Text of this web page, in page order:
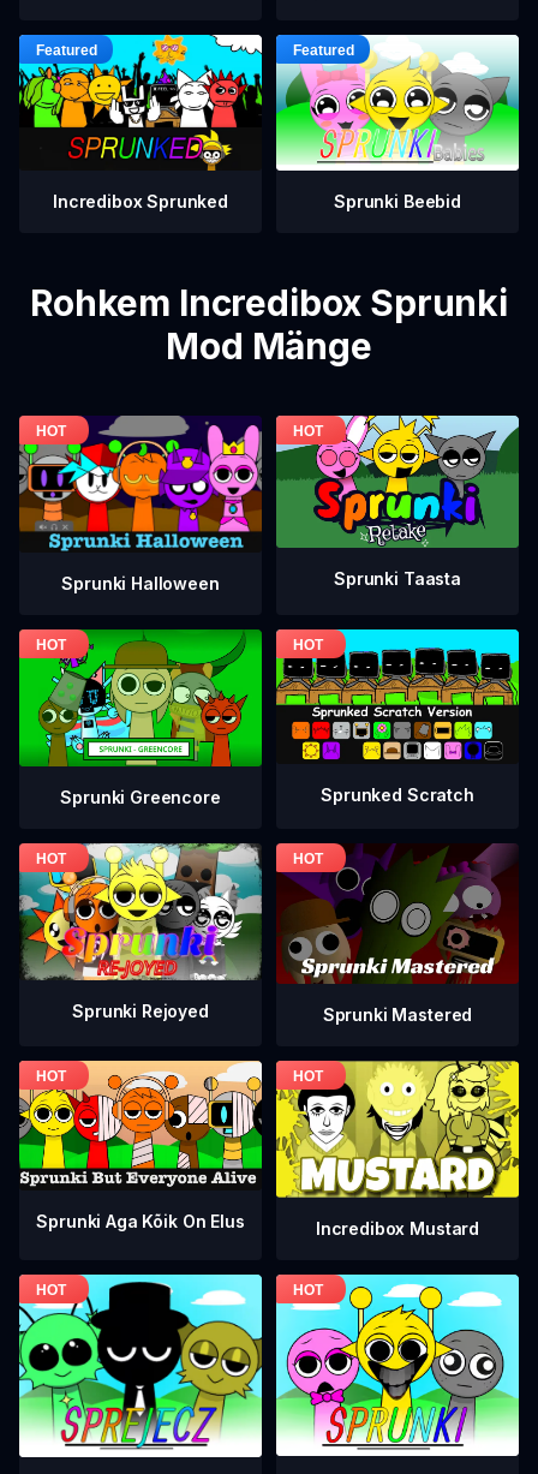
Incredibox Sprunked Sprunki Beebid
Rohkem Incredibox Sprunki
Mod Mänge
Sprunki Halloween Sprunki Taasta
Sprunki Greencore Sprunked Scratch
Sprunki Rejoyed Sprunki Mastered
Sprunki Aga Kõik On Elus Incredibox Mustard